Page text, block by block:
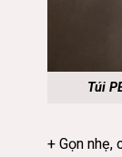
Túi
+ Gọn nhẹ,